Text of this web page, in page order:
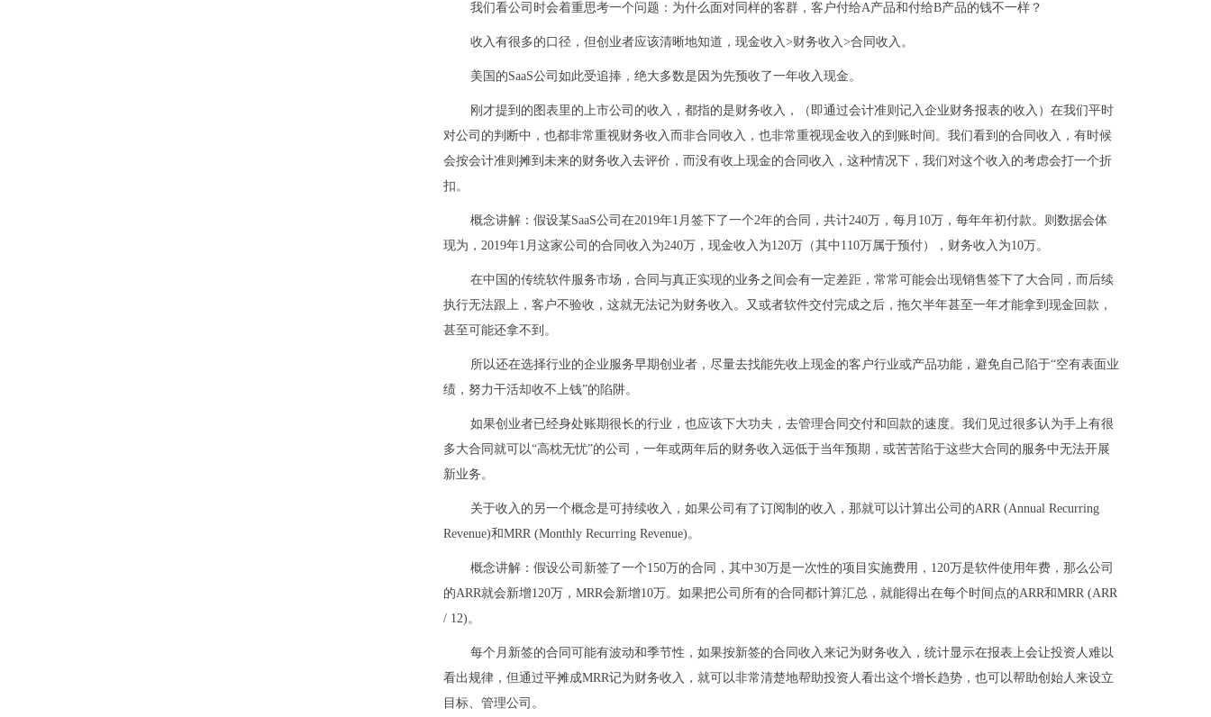
我们看公司时会着重思考一个问题：为什么面对同样的客群，客户付给A产品和付给B产品的钱不一样？
收入有很多的口径，但创业者应该清晰地知道，现金收入>财务收入>合同收入。
美国的SaaS公司如此受追捧，绝大多数是因为先预收了一年收入现金。
刚才提到的图表里的上市公司的收入，都指的是财务收入，（即通过会计准则记入企业财务报表的收入）在我们平时
对公司的判断中，也都非常重视财务收入而非合同收入，也非常重视现金收入的到账时间。我们看到的合同收入，有时候
会按会计准则摊到未来的财务收入去评价，而没有收上现金的合同收入，这种情况下，我们对这个收入的考虑会打一个折
扣。
概念讲解：假设某SaaS公司在2019年1月签下了一个2年的合同，共计240万，每月10万，每年年初付款。则数据会体
现为，2019年1月这家公司的合同收入为240万，现金收入为120万（其中110万属于预付），财务收入为10万。
在中国的传统软件服务市场，合同与真正实现的业务之间会有一定差距，常常可能会出现销售签下了大合同，而后续
执行无法跟上，客户不验收，这就无法记为财务收入。又或者软件交付完成之后，拖欠半年甚至一年才能拿到现金回款，
甚至可能还拿不到。
所以还在选择行业的企业服务早期创业者，尽量去找能先收上现金的客户行业或产品功能，避免自己陷于“空有表面业
绩，努力干活却收不上钱”的陷阱。
如果创业者已经身处账期很长的行业，也应该下大功夫，去管理合同交付和回款的速度。我们见过很多认为手上有很
多大合同就可以“高枕无忧”的公司，一年或两年后的财务收入远低于当年预期，或苦苦陷于这些大合同的服务中无法开展
新业务。
关于收入的另一个概念是可持续收入，如果公司有了订阅制的收入，那就可以计算出公司的ARR (Annual Recurring
Revenue)和MRR (Monthly Recurring Revenue)。
概念讲解：假设公司新签了一个150万的合同，其中30万是一次性的项目实施费用，120万是软件使用年费，那么公司
的ARR就会新增120万，MRR会新增10万。如果把公司所有的合同都计算汇总，就能得出在每个时间点的ARR和MRR (ARR
/ 12)。
每个月新签的合同可能有波动和季节性，如果按新签的合同收入来记为财务收入，统计显示在报表上会让投资人难以
看出规律，但通过平摊成MRR记为财务收入，就可以非常清楚地帮助投资人看出这个增长趋势，也可以帮助创始人来设立
目标、管理公司。